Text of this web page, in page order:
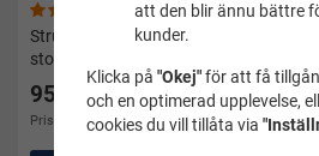
(56)
Strumpor Crazysock 4-pack
storlek 36-40
95 kr
Pris i andra butiker 199 kr
att den blir ännu bättre
kunder.
Klicka på "Okej"för att få
och en optimerad upplevelse,
cookies du vill tillåta via